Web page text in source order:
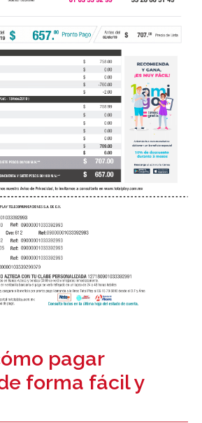
pagar
forma fácil y